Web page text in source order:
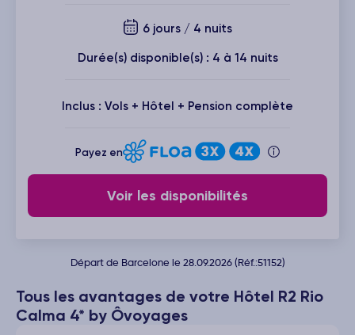
Tous les avantages de votre Hôtel R2 Rio
Calma 4* by Ôvoyages
6 jours / 4 nuits
Durée(s) disponible(s) : 4 à 14 nuits
Inclus : Vols + Hôtel + Pension complète
Payez en
Voir les disponibilités
Départ de Barcelone le 28.09.2026 (Réf.:51152)